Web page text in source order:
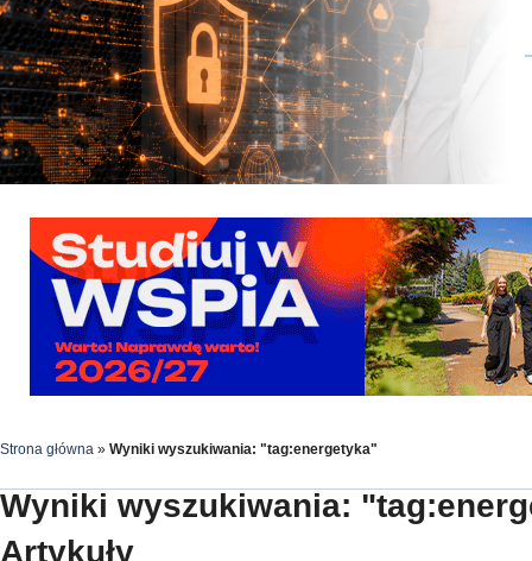
Strona główna » Wyniki wyszukiwania: "tag:energetyka"
Wyniki wyszukiwania:
Artykuły